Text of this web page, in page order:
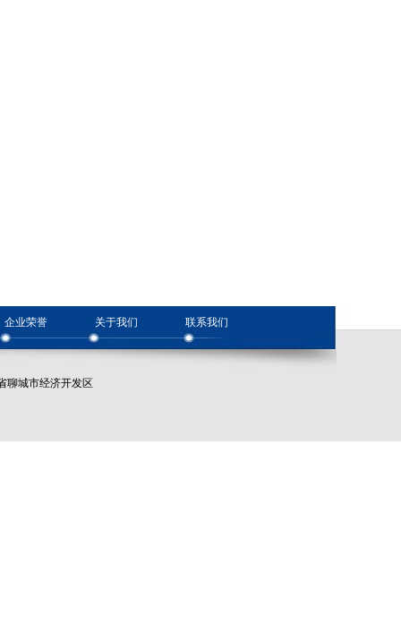
企业荣誉 关于我们 联系我们
聊城市经济开发区